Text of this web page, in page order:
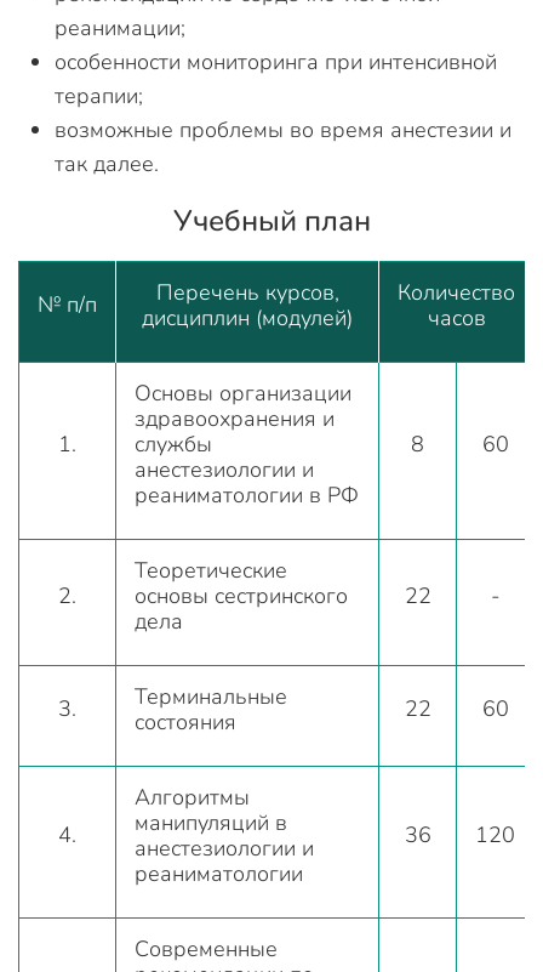
реанимации;
особенности мониторинга при интенсивной
терапии;
возможные проблемы во время анестезии и
так далее.
Учебный план
№ п/п
Перечень курсов,
дисциплин (модулей)
Количество
часов
1.
Основы организации
здравоохранения и
службы
анестезиологии и
реаниматологии в РФ
8 60
2.
Теоретические
основы сестринского
дела
22 -
3.
Терминальные
состояния
22 60
4.
Алгоритмы
манипуляций в
анестезиологии и
реаниматологии
36 120
Современные